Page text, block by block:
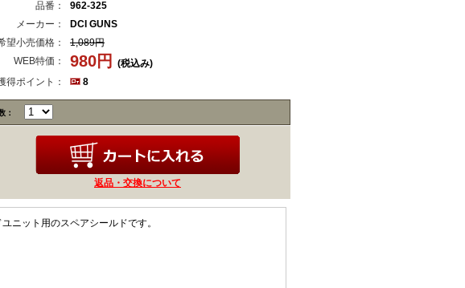
品番：
962-325
メーカー：
DCI GUNS
望小売価格：
1,089円
WEB特価：
980円
(税込み)
得ポイント：
8
：
返品・交換について
ニット用のスペアシールドです。